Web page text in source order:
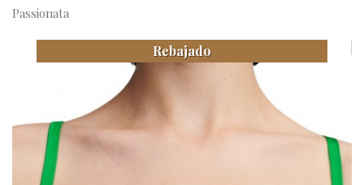
Baño de mujer
Ropa y complementos
Passionata
Rebajado